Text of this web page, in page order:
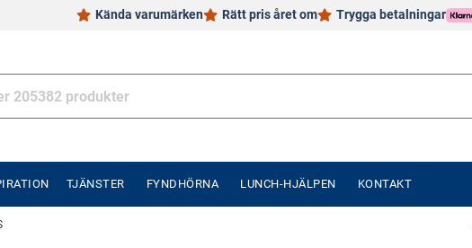
Kända varumärken Rätt pris året om Trygga betalningar
TJÄNSTER FYNDHÖRNA LUNCH-HJÄLPEN KONTAKT